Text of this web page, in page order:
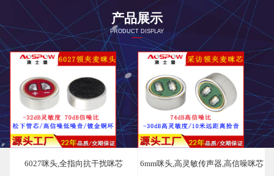
产品展示
PRODUCT DISPLAY
6027咪头,全指向抗干扰咪芯 6mm咪头,高灵敏传声器,高信噪咪芯